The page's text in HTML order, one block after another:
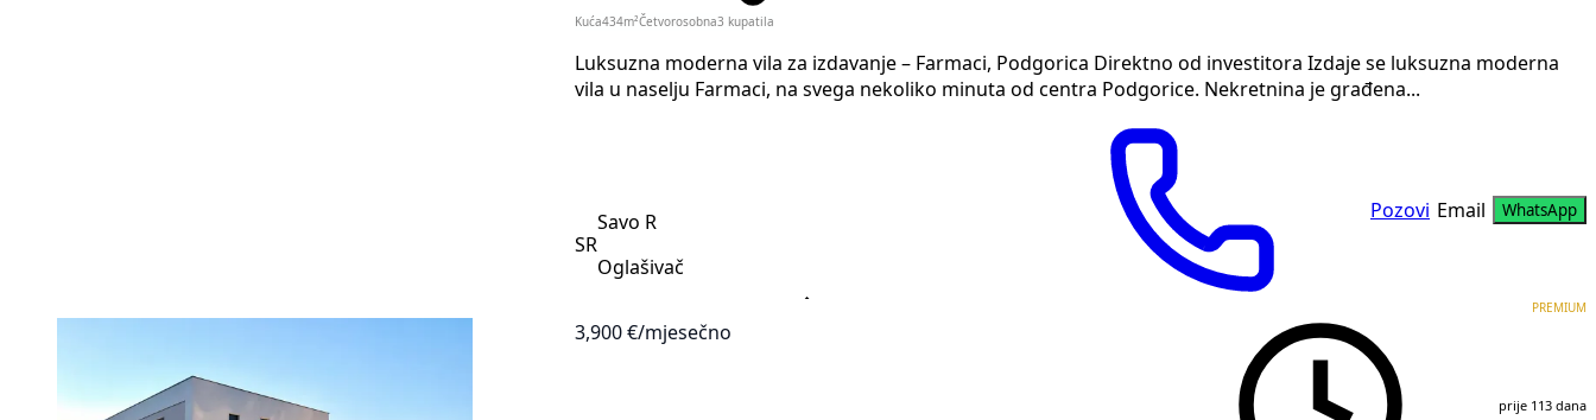
Kuća434m²Četvorosobna 3 kupatila
Luksuzna moderna vila za izdavanje – Farmaci, Podgorica Direktno od investitora Izdaje se luksuzna moderna
vila u naselju Farmaci, na svega nekoliko minuta od centra Podgorice. Nekretnina je građena...
SR
Savo R
Oglašivač
Pozovi Email WhatsApp
3,900 €/mjesečno
PREMIUM
prije 113 dana